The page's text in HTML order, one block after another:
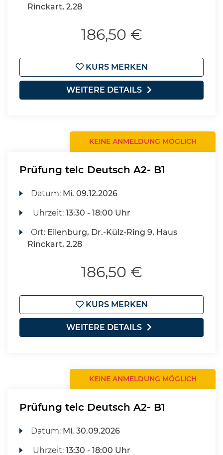
Rinckart, 2.28
186,50 €
KURS MERKEN
WEITERE DETAILS
KEINE ANMELDUNG MÖGLICH
Prüfung telc Deutsch A2- B1
Datum: Mi. 09.12.2026
Uhrzeit:13:30 - 18:00 Uhr
Ort: Eilenburg, Dr.-Külz-Ring 9, Haus
Rinckart, 2.28
186,50 €
KURS MERKEN
WEITERE DETAILS
KEINE ANMELDUNG MÖGLICH
Prüfung telc Deutsch A2- B1
Datum: Mi. 30.09.2026
Uhrzeit:13:30 - 18:00 Uhr